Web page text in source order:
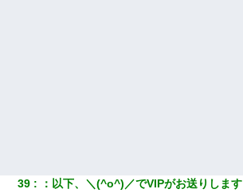
39 ： 以下、＼(^o^)／でVIPがお送りします